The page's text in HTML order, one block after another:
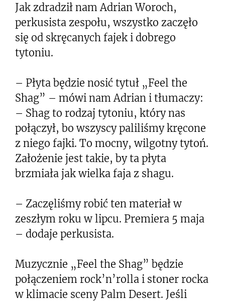
Jak zdradził nam Adrian Woroch,
perkusista zespołu, wszystko zaczęło
się od skręcanych fajek i dobrego
tytoniu.
– Płyta będzie nosić tytuł „Feel the
Shag” – mówi nam Adrian i tłumaczy:
– Shag to rodzaj tytoniu, który nas
połączył, bo wszyscy paliliśmy kręcone
z niego fajki. To mocny, wilgotny tytoń.
Założenie jest takie, by ta płyta
brzmiała jak wielka faja z shagu.
– Zaczęliśmy robić ten materiał w
zeszłym roku w lipcu. Premiera 5 maja
– dodaje perkusista.
Muzycznie „Feel the Shag” będzie
połączeniem rock’n’rolla i stoner rocka
w klimacie sceny Palm Desert. Jeśli